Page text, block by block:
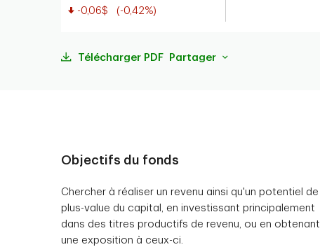
Valeur réduite
-0,06$ (-0,42%)
Télécharger PDF Partager
Objectifs du fonds
Chercher à réaliser un revenu ainsi qu'un potentiel de
plus-value du capital, en investissant principalement
dans des titres productifs de revenu, ou en obtenant
une exposition à ceux-ci.